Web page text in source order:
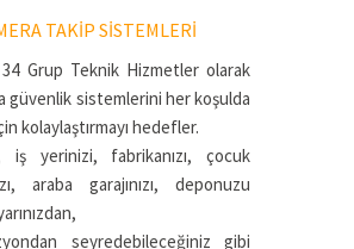
TAKİP SİSTEMLERİ
Grup Teknik Hizmetler olarak
güvenlik sistemlerini her koşulda
kolaylaştırmayı hedefler.
iş yerinizi, fabrikanızı, çocuk
araba garajınızı, deponuzu
seyredebileceğiniz gibi